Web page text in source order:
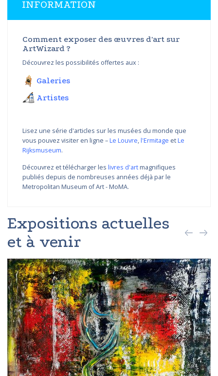
INFORMATION
Comment exposer des œuvres d'art sur
ArtWizard ?
Découvrez les possibilités offertes aux :
Galeries
Artistes
Lisez une série d'articles sur les musées du monde que
vous pouvez visiter en ligne –Le Louvre,l'Ermitage etLe
Rijksmuseum.
Découvrez et télécharger les livres d'artmagnifiques
publiés depuis de nombreuses années déjà par le
Metropolitan Museum of Art - MoMA.
Expositions actuelles
et à venir